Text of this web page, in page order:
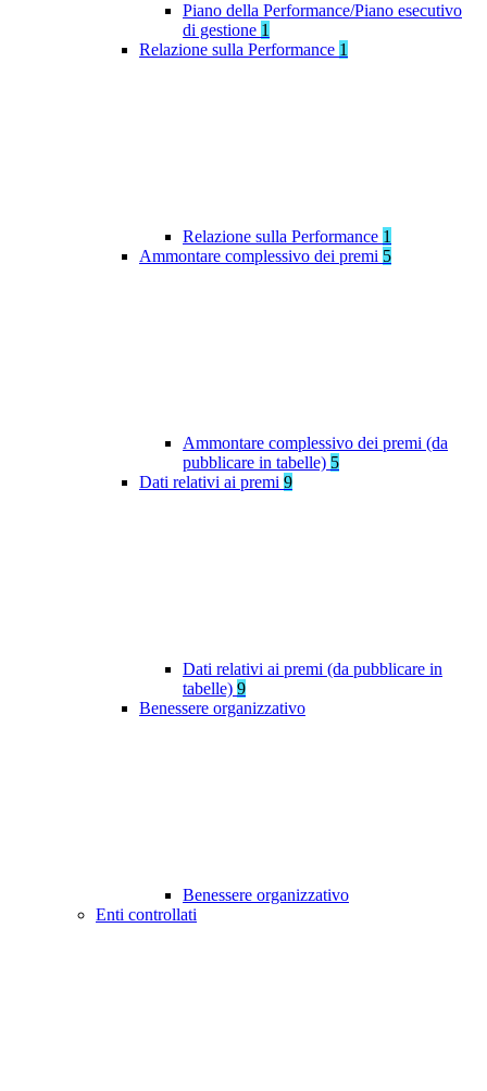
Piano della Performance/Piano esecutivo
di gestione 1
Relazione sulla Performance 1
Relazione sulla Performance 1
Ammontare complessivo dei premi 5
Ammontare complessivo dei premi (da
pubblicare in tabelle) 5
Dati relativi ai premi 9
Dati relativi ai premi (da pubblicare in
tabelle) 9
Benessere organizzativo
Benessere organizzativo
Enti controllati